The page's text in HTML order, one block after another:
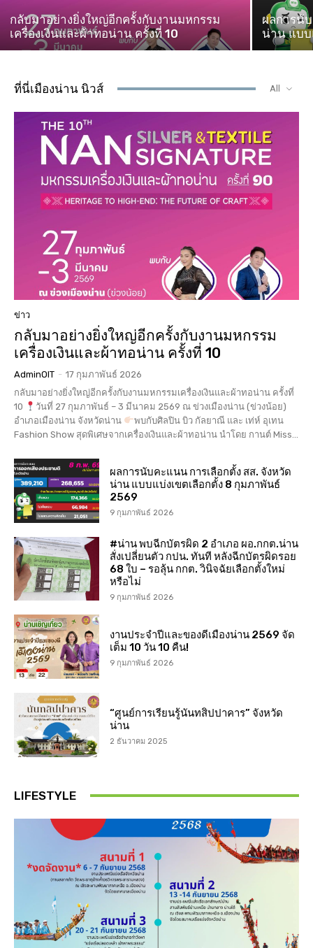
กลับมาอย่างยิ่งใหญ่อีกครั้งกับงานมหกรรม
เครื่องเงินและผ้าทอน่าน ครั้งที่ 10
ผลการนั
น่าน แบบ
ที่นี่เมืองน่าน นิวส์ All
ข่าว
กลับมาอย่างยิ่งใหญ่อีกครั้งกับงานมหกรรม
เครื่องเงินและผ้าทอน่าน ครั้งที่ 10
AdminOIT - 17 กุมภาพันธ์ 2026
กลับมาอย่างยิ่งใหญ่อีกครั้งกับงานมหกรรมเครื่องเงินและผ้าทอน่าน ครั้งที่
10
วันที่ 27 กุมภาพันธ์ – 3 มีนาคม 2569 ณ ข่วงเมืองน่าน (ข่วงน้อย)
อำเภอเมืองน่าน จังหวัดน่าน
พบกับศิลปิน บิว กัลยาณี และ เท่ห์ อุเทน
Fashion Show สุดพิเศษจากเครื่องเงินและผ้าทอน่าน นำโดย กานต์ Miss...
ผลการนับคะแนน การเลือกตั้ง สส. จังหวัด
น่าน แบบแบ่งเขตเลือกตั้ง 8 กุมภาพันธ์
2569
9 กุมภาพันธ์ 2026
#น่าน พบฉีกบัตรผิด 2 อำเภอ ผอ.กกต.น่าน
สั่งเปลี่ยนตัว กปน. ทันที หลังฉีกบัตรผิดรอย
68 ใบ – รอลุ้น กกต. วินิจฉัยเลือกตั้งใหม่
หรือไม่
9 กุมภาพันธ์ 2026
งานประจำปีและของดีเมืองน่าน 2569 จัด
เต็ม 10 วัน 10 คืน!
9 กุมภาพันธ์ 2026
“ศูนย์การเรียนรู้นันทสิปปาคาร” จังหวัด
น่าน
2 ธันวาคม 2025
LIFESTYLE